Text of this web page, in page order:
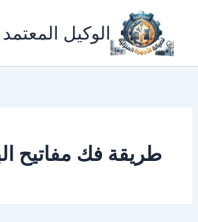
المحتوى
الوكيل المعتمد
طريقة فك مفاتيح